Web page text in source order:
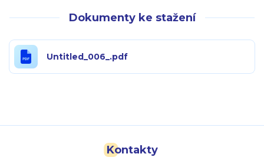
Dokumenty ke stažení
Untitled_006_.pdf
Kontakty